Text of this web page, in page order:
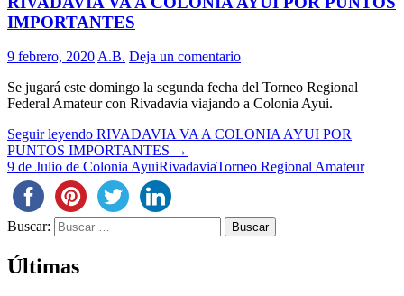
IMPORTANTES
9 febrero, 2020 A.B. Deja un comentario
Se jugará este domingo la segunda fecha del Torneo Regional
Federal Amateur con Rivadavia viajando a Colonia Ayui.
Seguir leyendo RIVADAVIA VA A COLONIA AYUI POR
PUNTOS IMPORTANTES →
9 de Julio de Colonia AyuiRivadaviaTorneo Regional Amateur
Buscar:
Últimas